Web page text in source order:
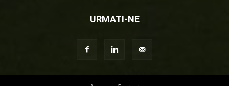
URMATI-NE